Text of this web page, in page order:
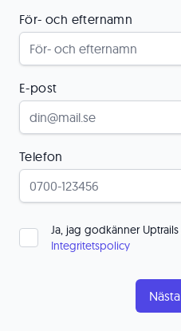
För- och efternamn
E-post
Telefon
Ja, jag godkänner Uptrails
Integritetspolicy